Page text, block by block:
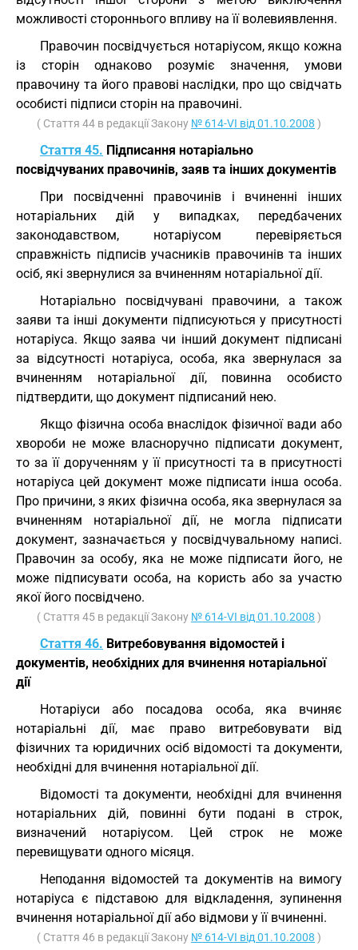
можливості стороннього впливу на її волевиявлення.
Правочин посвідчується нотаріусом, якщо кожна
із сторін однаково розуміє значення, умови
правочину та його правові наслідки, про що свідчать
особисті підписи сторін на правочині.
( Стаття 44 в редакції Закону № 614-VI від 01.10.2008 )
Стаття 45. Підписання нотаріально
посвідчуваних правочинів, заяв та інших документів
При посвідченні правочинів і вчиненні інших
нотаріальних дій у випадках, передбачених
законодавством, нотаріусом перевіряється
справжність підписів учасників правочинів та інших
осіб, які звернулися за вчиненням нотаріальної дії.
Нотаріально посвідчувані правочини, а також
заяви та інші документи підписуються у присутності
нотаріуса. Якщо заява чи інший документ підписані
за відсутності нотаріуса, особа, яка звернулася за
вчиненням нотаріальної дії, повинна особисто
підтвердити, що документ підписаний нею.
Якщо фізична особа внаслідок фізичної вади або
хвороби не може власноручно підписати документ,
то за її дорученням у її присутності та в присутності
нотаріуса цей документ може підписати інша особа.
Про причини, з яких фізична особа, яка звернулася за
вчиненням нотаріальної дії, не могла підписати
документ, зазначається у посвідчувальному написі.
Правочин за особу, яка не може підписати його, не
може підписувати особа, на користь або за участю
якої його посвідчено.
( Стаття 45 в редакції Закону № 614-VI від 01.10.2008 )
Стаття 46. Витребовування відомостей і
документів, необхідних для вчинення нотаріальної
дії
Нотаріуси або посадова особа, яка вчиняє
нотаріальні дії, має право витребовувати від
фізичних та юридичних осіб відомості та документи,
необхідні для вчинення нотаріальної дії.
Відомості та документи, необхідні для вчинення
нотаріальних дій, повинні бути подані в строк,
визначений нотаріусом. Цей строк не може
перевищувати одного місяця.
Неподання відомостей та документів на вимогу
нотаріуса є підставою для відкладення, зупинення
вчинення нотаріальної дії або відмови у її вчиненні.
( Стаття 46 в редакції Закону № 614-VI від 01.10.2008 )